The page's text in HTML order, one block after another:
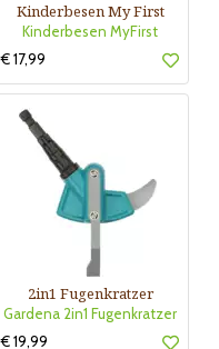
Kinderbesen My First
Kinderbesen MyFirst
€ 17,99
2in1 Fugenkratzer
Gardena 2in1 Fugenkratzer
€ 19,99